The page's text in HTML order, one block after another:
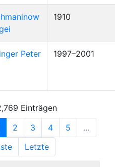
1910
Peter 1997–2001
Einträgen
2 3 4 5
…
Letzte